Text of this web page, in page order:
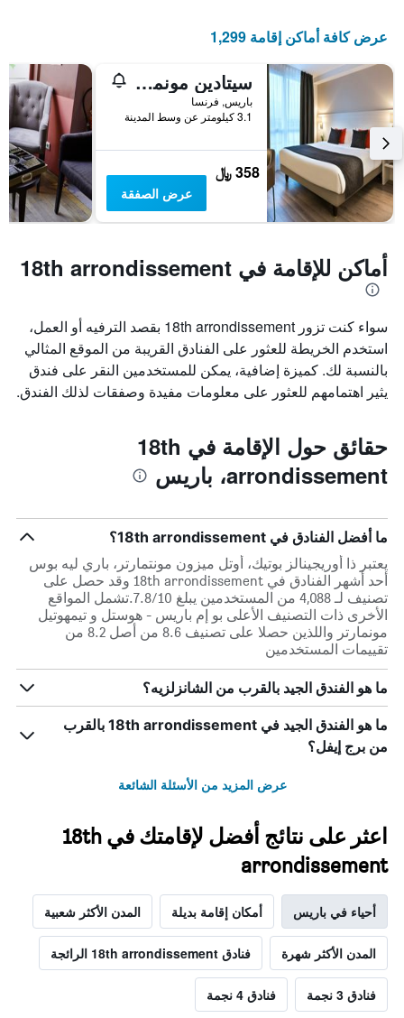
عرض كافة أماكن إقامة 1,299
سيتادين مونمارتر باريس
باريس, فرنسا
3.1 كيلومتر عن وسط المدينة
358 ﷼
عرض الصفقة
أماكن للإقامة في 18th arrondissement
سواء كنت تزور 18th arrondissement بقصد الترفيه أو العمل،
استخدم الخريطة للعثور على الفنادق القريبة من الموقع المثالي
بالنسبة لك. كميزة إضافية، يمكن للمستخدمين النقر على فندق
يثير اهتمامهم للعثور على معلومات مفيدة وصفقات لذلك الفندق.
حقائق حول الإقامة في 18th
arrondissement، باريس
ما أفضل الفنادق في 18th arrondissement؟
يعتبر ذا أوريجينالز بوتيك، أوتل ميزون مونتمارتر، باري ليه بوس
أحد أشهر الفنادق في 18th arrondissement وقد حصل على
تصنيف لـ 4,088 من المستخدمين يبلغ 7.8/10.تشمل المواقع
الأخرى ذات التصنيف الأعلى بو إم باريس - هوستل و تيمهوتيل
مونمارتر واللذين حصلا على تصنيف 8.6 من أصل 8.2 من
تقييمات المستخدمين
ما هو الفندق الجيد بالقرب من الشانزلزيه؟
ما هو الفندق الجيد في 18th arrondissement بالقرب
من برج إيفل؟
عرض المزيد من الأسئلة الشائعة
اعثر على نتائج أفضل لإقامتك في 18th
arrondissement
أحياء في باريس أمكان إقامة بديلة المدن الأكثر شعبية
المدن الأكثر شهرة فنادق 18th arrondissement الرائجة
فنادق 3 نجمة فنادق 4 نجمة